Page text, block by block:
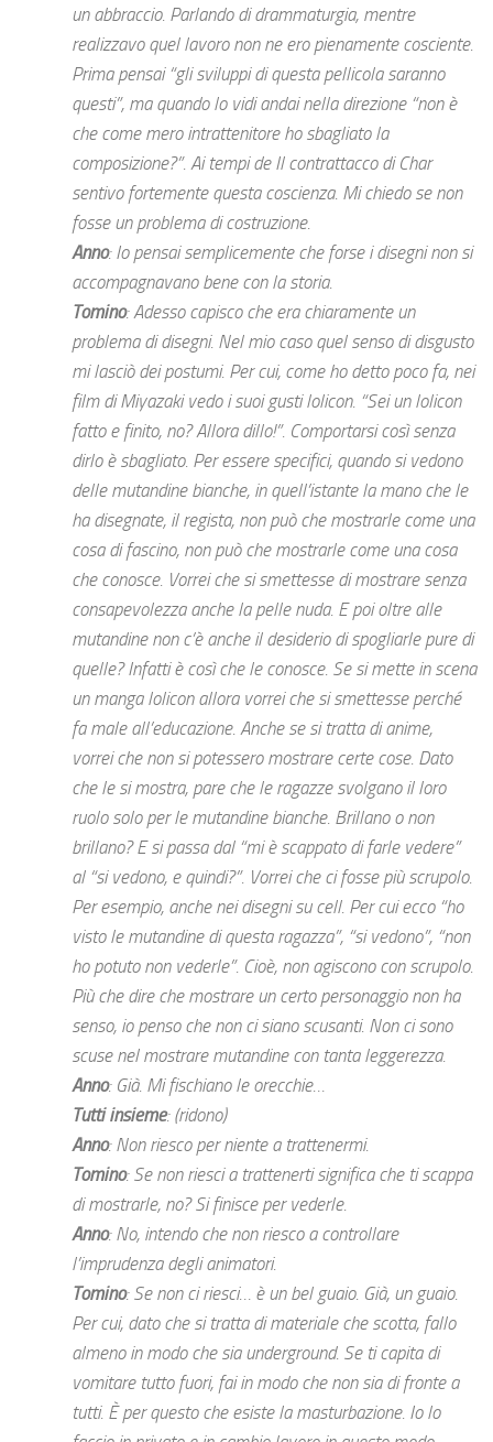
un abbraccio. Parlando di drammaturgia, mentre
realizzavo quel lavoro non ne ero pienamente cosciente.
Prima pensai “gli sviluppi di questa pellicola saranno
questi”, ma quando lo vidi andai nella direzione “non è
che come mero intrattenitore ho sbagliato la
composizione?”. Ai tempi de Il contrattacco di Char
sentivo fortemente questa coscienza. Mi chiedo se non
fosse un problema di costruzione.
Anno: Io pensai semplicemente che forse i disegni non si
accompagnavano bene con la storia.
Tomino: Adesso capisco che era chiaramente un
problema di disegni. Nel mio caso quel senso di disgusto
mi lasciò dei postumi. Per cui, come ho detto poco fa, nei
film di Miyazaki vedo i suoi gusti lolicon. “Sei un lolicon
fatto e finito, no? Allora dillo!”. Comportarsi così senza
dirlo è sbagliato. Per essere specifici, quando si vedono
delle mutandine bianche, in quell’istante la mano che le
ha disegnate, il regista, non può che mostrarle come una
cosa di fascino, non può che mostrarle come una cosa
che conosce. Vorrei che si smettesse di mostrare senza
consapevolezza anche la pelle nuda. E poi oltre alle
mutandine non c’è anche il desiderio di spogliarle pure di
quelle? Infatti è così che le conosce. Se si mette in scena
un manga lolicon allora vorrei che si smettesse perché
fa male all’educazione. Anche se si tratta di anime,
vorrei che non si potessero mostrare certe cose. Dato
che le si mostra, pare che le ragazze svolgano il loro
ruolo solo per le mutandine bianche. Brillano o non
brillano? E si passa dal “mi è scappato di farle vedere”
al “si vedono, e quindi?”. Vorrei che ci fosse più scrupolo.
Per esempio, anche nei disegni su cell. Per cui ecco “ho
visto le mutandine di questa ragazza”, “si vedono”, “non
ho potuto non vederle”. Cioè, non agiscono con scrupolo.
Più che dire che mostrare un certo personaggio non ha
senso, io penso che non ci siano scusanti. Non ci sono
scuse nel mostrare mutandine con tanta leggerezza.
Anno: Già. Mi fischiano le orecchie…
Tutti insieme: (ridono)
Anno: Non riesco per niente a trattenermi.
Tomino: Se non riesci a trattenerti significa che ti scappa
di mostrarle, no? Si finisce per vederle.
Anno: No, intendo che non riesco a controllare
l’imprudenza degli animatori.
Tomino: Se non ci riesci… è un bel guaio. Già, un guaio.
Per cui, dato che si tratta di materiale che scotta, fallo
almeno in modo che sia underground. Se ti capita di
vomitare tutto fuori, fai in modo che non sia di fronte a
tutti. È per questo che esiste la masturbazione. Io lo